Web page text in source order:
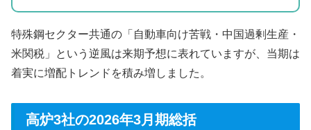
特殊鋼セクター共通の「自動車向け苦戦・中国過剰生産・
米関税」という逆風は来期予想に表れていますが、当期は
着実に増配トレンドを積み増しました。
高炉3社の2026年3月期総括